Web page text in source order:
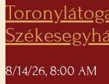
8/14/26, 8:00 AM